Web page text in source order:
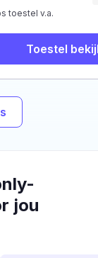
toestel v.a.
Toestel
jou